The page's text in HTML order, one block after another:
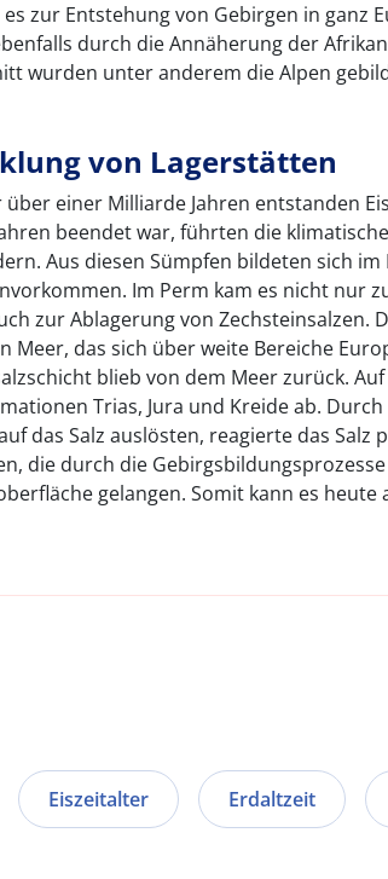
zur Entstehung von Gebirgen in ganz
durch die Annäherung der
wurden unter anderem die Alpen
von Lagerstätten
über einer Milliarde Jahren entstanden
beendet war, führten die
Aus diesen Sümpfen bildeten sich
Im Perm kam es nicht nur
zur Ablagerung von Zechsteinsalzen.
Meer, das sich über weite Bereiche
blieb von dem Meer zurück.
Trias, Jura und Kreide ab.
das Salz auslösten, reagierte das Salz
die durch die
gelangen. Somit kann es
Eiszeitalter Erdaltzeit